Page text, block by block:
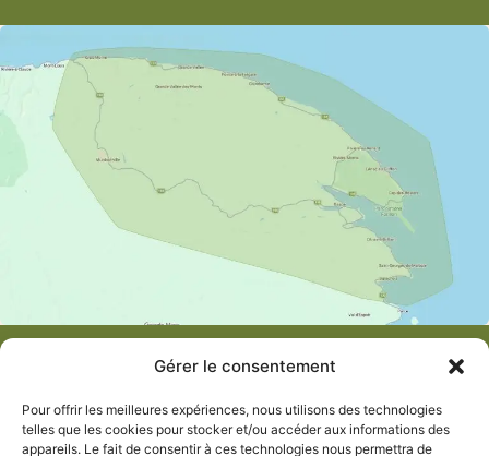
Gérer le consentement
Pour offrir les meilleures expériences, nous utilisons des technologies
telles que les cookies pour stocker et/ou accéder aux informations des
appareils. Le fait de consentir à ces technologies nous permettra de
Suivez-nous!
Liens